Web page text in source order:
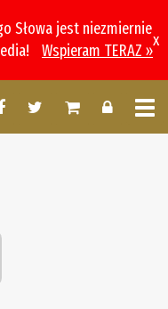
Słowa jest niezmiernie
Wspieram TERAZ »
x